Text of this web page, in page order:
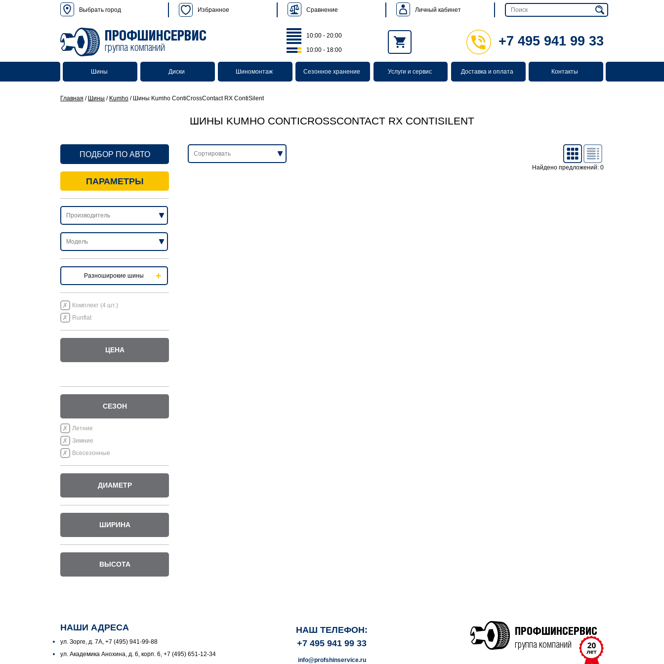
Выбрать город Избранное Сравнение Личный кабинет
ПРОФШИНСЕРВИС
группа компаний
10:00 - 20:00
10:00 - 18:00
+7 495 941 99 33
Шины Диски Шиномонтаж Сезонное хранение Услуги и сервис Доставка и оплата Контакты
Главная / Шины / Kumho / Шины Kumho ContiCrossContact RX ContiSilent
ШИНЫ KUMHO CONTICROSSCONTACT RX CONTISILENT
ПОДБОР ПО АВТО
ПАРАМЕТРЫ
Разноширокие шины
Комплект (4 шт.)
Runflat
ЦЕНА
СЕЗОН
Летние
Зимние
Всесезонные
ДИАМЕТР
ШИРИНА
ВЫСОТА
Найдено предложений: 0
НАШИ АДРЕСА
ул. Зорге, д. 7А, +7 (495) 941-99-88
ул. Академика Анохина, д. 6, корп. 6, +7 (495) 651-12-34
НАШ ТЕЛЕФОН:
+7 495 941 99 33
info@profshinservice.ru
ПРОФШИНСЕРВИС
группа компаний